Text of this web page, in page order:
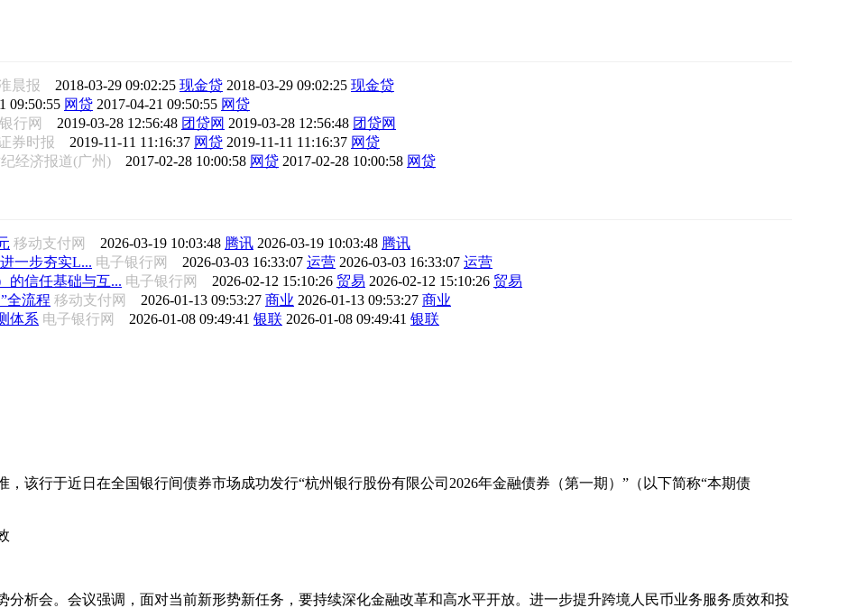
晨报 2018-03-29 09:02:25 现金贷 2018-03-29 09:02:25 现金贷
09:50:55 网贷 2017-04-21 09:50:55 网贷
银行网 2019-03-28 12:56:48 团贷网 2019-03-28 12:56:48 团贷网
券时报 2019-11-11 11:16:37 网贷 2019-11-11 11:16:37 网贷
纪经济报道(广州) 2017-02-28 10:00:58 网贷 2017-02-28 10:00:58 网贷
移动支付网 2026-03-19 10:03:48 腾讯 2026-03-19 10:03:48 腾讯
一步夯实L... 电子银行网 2026-03-03 16:33:07 运营 2026-03-03 16:33:07 运营
的信任基础与互... 电子银行网 2026-02-12 15:10:26 贸易 2026-02-12 15:10:26 贸易
全流程 移动支付网 2026-01-13 09:53:27 商业 2026-01-13 09:53:27 商业
体系 电子银行网 2026-01-08 09:49:41 银联 2026-01-08 09:49:41 银联
该行于近日在全国银行间债券市场成功发行“杭州银行股份有限公司2026年金融债券（第一期）”（以下简称“本期债
分析会。会议强调，面对当前新形势新任务，要持续深化金融改革和高水平开放。进一步提升跨境人民币业务服务质效和投